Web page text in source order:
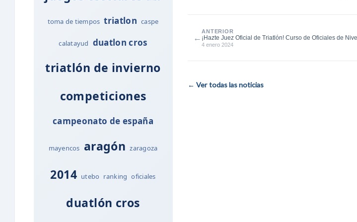
toma de tiempos triatlon caspe
calatayud duatlon cros
triatlón de invierno
competiciones
campeonato de españa
mayencos aragón zaragoza
2014 utebo ranking oficiales
duatlón cros
←
ANTERIOR
¡Hazte Juez Oficial de Triatlón! Curso de Oficiales de
4 enero 2024
← Ver todas las noticias